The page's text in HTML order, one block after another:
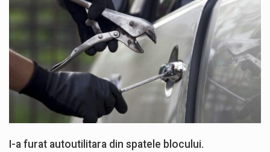
I-a furat autoutilitara din spatele blocului.